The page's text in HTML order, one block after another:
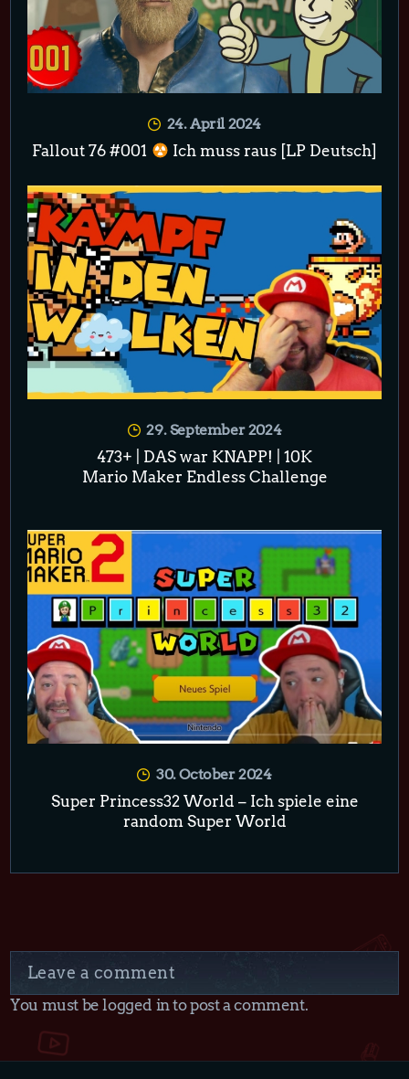
24. April 2024
Fallout 76 #001 Ich muss raus [LP Deutsch]
29. September 2024
473+ | DAS war KNAPP! | 10K
Mario Maker Endless Challenge
30. October 2024
Super Princess32 World – Ich spiele eine
random Super World
Leave a comment
You must be logged in to post a comment.